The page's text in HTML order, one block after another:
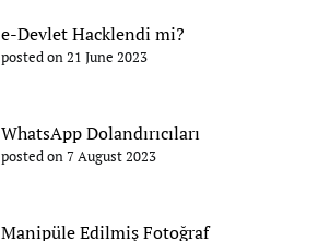
e-Devlet Hacklendi mi?
posted on 21 June 2023
WhatsApp Dolandırıcıları
posted on 7 August 2023
Manipüle Edilmiş Fotoğraf